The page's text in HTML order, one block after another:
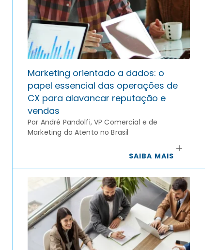
Marketing orientado a dados: o
papel essencial das operações de
CX para alavancar reputação e
vendas
Por André Pandolfi, VP Comercial e de
Marketing da Atento no Brasil
SAIBA MAIS